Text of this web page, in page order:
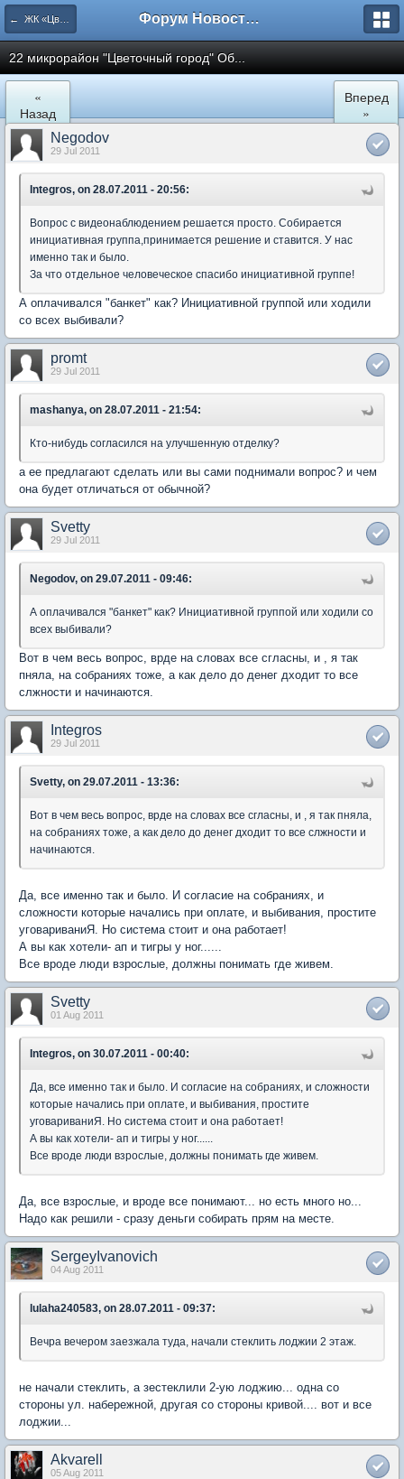
← ЖК «Цветочный город» Микрорайон 22 Форум Новостройки
22 микрорайон "Цветочный город" Об...
«
Назад
Вперед
»
Negodov
29 Jul 2011
Integros, on 28.07.2011 - 20:56:
Вопрос с видеонаблюдением решается просто. Собирается
инициативная группа,принимается решение и ставится. У нас
именно так и было.
За что отдельное человеческое спасибо инициативной группе!
А оплачивался "банкет" как? Инициативной группой или ходили
со всех выбивали?
promt
29 Jul 2011
mashanya, on 28.07.2011 - 21:54:
Кто-нибудь согласился на улучшенную отделку?
а ее предлагают сделать или вы сами поднимали вопрос? и чем
она будет отличаться от обычной?
Svetty
29 Jul 2011
Negodov, on 29.07.2011 - 09:46:
А оплачивался "банкет" как? Инициативной группой или ходили со
всех выбивали?
Вот в чем весь вопрос, врде на словах все сгласны, и , я так
пняла, на собраниях тоже, а как дело до денег дходит то все
слжности и начинаются.
Integros
29 Jul 2011
Svetty, on 29.07.2011 - 13:36:
Вот в чем весь вопрос, врде на словах все сгласны, и , я так пняла,
на собраниях тоже, а как дело до денег дходит то все слжности и
начинаются.
Да, все именно так и было. И согласие на собраниях, и
сложности которые начались при оплате, и выбивания, простите
уговариваниЯ. Но система стоит и она работает!
А вы как хотели- ап и тигры у ног......
Все вроде люди взрослые, должны понимать где живем.
Svetty
01 Aug 2011
Integros, on 30.07.2011 - 00:40:
Да, все именно так и было. И согласие на собраниях, и сложности
которые начались при оплате, и выбивания, простите
уговариваниЯ. Но система стоит и она работает!
А вы как хотели- ап и тигры у ног......
Все вроде люди взрослые, должны понимать где живем.
Да, все взрослые, и вроде все понимают... но есть много но...
Надо как решили - сразу деньги собирать прям на месте.
SergeyIvanovich
04 Aug 2011
lulaha240583, on 28.07.2011 - 09:37:
Вечра вечером заезжала туда, начали стеклить лоджии 2 этаж.
не начали стеклить, а зестеклили 2-ую лоджию... одна со
стороны ул. набережной, другая со стороны кривой.... вот и все
лоджии...
Akvarell
05 Aug 2011